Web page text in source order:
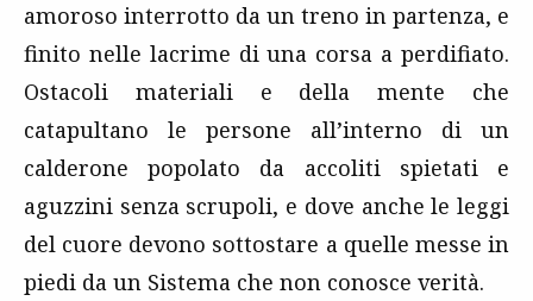
amoroso interrotto da un treno in partenza, e
finito nelle lacrime di una corsa a perdifiato.
Ostacoli materiali e della mente che
catapultano le persone all’interno di un
calderone popolato da accoliti spietati e
aguzzini senza scrupoli, e dove anche le leggi
del cuore devono sottostare a quelle messe in
piedi da un Sistema che non conosce verità.